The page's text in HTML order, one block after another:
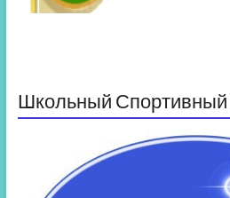
Школьный Спортивный